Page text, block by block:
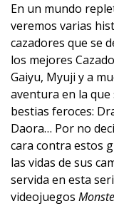
En un mundo
veremos varias
cazadores que se
los mejores
Gaiyu, Myuji y a
aventura en la
bestias feroces:
Daora… Por no
cara contra estos
las vidas de sus
servida en esta
videojuegos